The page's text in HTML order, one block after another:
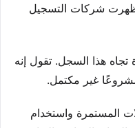
شركات التسجيل
هذا السجل. تقول إنه
مشروعًا غير مكتمل.
المستمرة واستخدام